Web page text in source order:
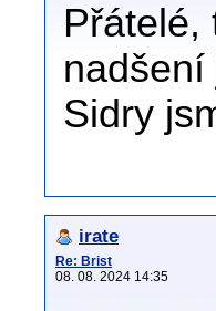
Přátelé,
nadšení
Sidry
irate
Re: Brist
08. 08. 2024 14:35